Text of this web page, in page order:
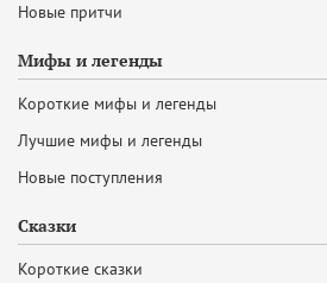
Новые притчи
Мифы и легенды
Короткие мифы и легенды
Лучшие мифы и легенды
Новые поступления
Сказки
Короткие сказки